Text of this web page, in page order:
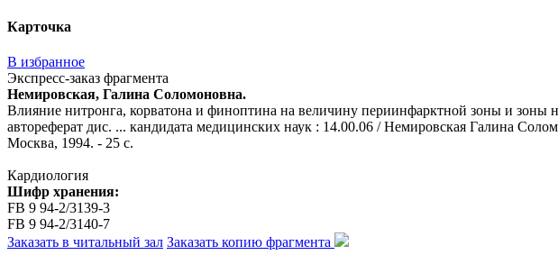
Карточка
В избранное
Экспресс-заказ фрагмента
Немировская, Галина Соломоновна.
Влияние нитронга, корватона и финоптина на величину периинфарктной зоны и
автореферат дис. ... кандидата медицинских наук : 14.00.06 / Немировская Галина
Москва, 1994. - 25 с.
Кардиология
Шифр хранения:
FB 9 94-2/3139-3
FB 9 94-2/3140-7
Заказать в читальный зал Заказать копию фрагмента